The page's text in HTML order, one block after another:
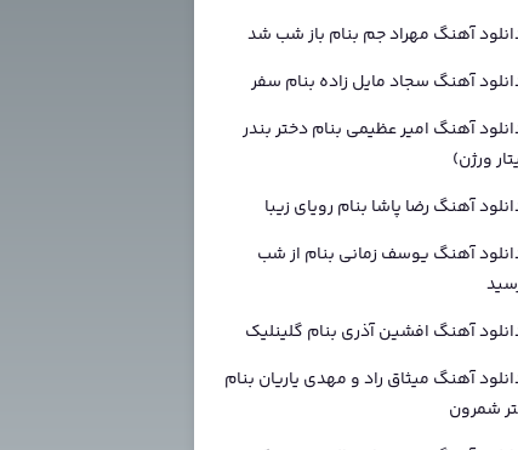
آهنگ مهراد جم بنام باز شب شد
آهنگ سجاد مایل زاده بنام سفر
آهنگ امیر عظیمی بنام دختر بندر
ورژن)
آهنگ رضا پاشا بنام رویای زیبا
آهنگ یوسف زمانی بنام از شب
آهنگ افشین آذری بنام گلینلیک
آهنگ میثاق راد و مهدی یاریان بنام
شمرون